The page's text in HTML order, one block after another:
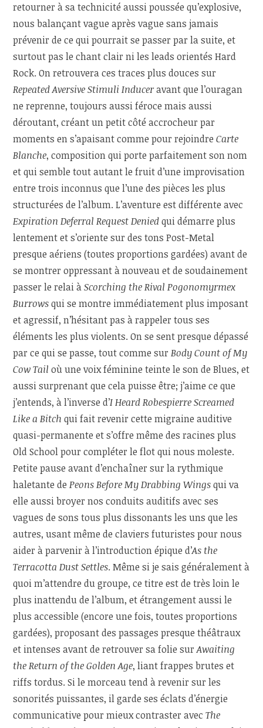
retourner à sa technicité aussi poussée qu’explosive,
nous balançant vague après vague sans jamais
prévenir de ce qui pourrait se passer par la suite, et
surtout pas le chant clair ni les leads orientés Hard
Rock. On retrouvera ces traces plus douces sur
Repeated Aversive Stimuli Induceravant que l’ouragan
ne reprenne, toujours aussi féroce mais aussi
déroutant, créant un petit côté accrocheur par
moments en s’apaisant comme pour rejoindreCarte
Blanche, composition qui porte parfaitement son nom
et qui semble tout autant le fruit d’une improvisation
entre trois inconnus que l’une des pièces les plus
structurées de l’album. L’aventure est différente avec
Expiration Deferral Request Deniedqui démarre plus
lentement et s’oriente sur des tons Post-Metal
presque aériens (toutes proportions gardées) avant de
se montrer oppressant à nouveau et de soudainement
passer le relai àScorching the Rival Pogonomyrmex
Burrowsqui se montre immédiatement plus imposant
et agressif, n’hésitant pas à rappeler tous ses
éléments les plus violents. On se sent presque dépassé
par ce qui se passe, tout comme surBody Count of My
Cow Tail où une voix féminine teinte le son de Blues, et
aussi surprenant que cela puisse être; j’aime ce que
j’entends, à l’inverse d’I Heard Robespierre Screamed
Like a Bitch qui fait revenir cette migraine auditive
quasi-permanente et s’offre même des racines plus
Old School pour compléter le flot qui nous moleste.
Petite pause avant d’enchaîner sur la rythmique
haletante dePeons Before My Drabbing Wingsqui va
elle aussi broyer nos conduits auditifs avec ses
vagues de sons tous plus dissonants les uns que les
autres, usant même de claviers futuristes pour nous
aider à parvenir à l’introduction épique d’As the
Terracotta Dust Settles. Même si je sais généralement à
quoi m’attendre du groupe, ce titre est de très loin le
plus inattendu de l’album, et étrangement aussi le
plus accessible (encore une fois, toutes proportions
gardées), proposant des passages presque théâtraux
et intenses avant de retrouver sa folie surAwaiting
the Return of the Golden Age, liant frappes brutes et
riffs tordus. Si le morceau tend à revenir sur les
sonorités puissantes, il garde ses éclats d’énergie
communicative pour mieux contraster avecThe